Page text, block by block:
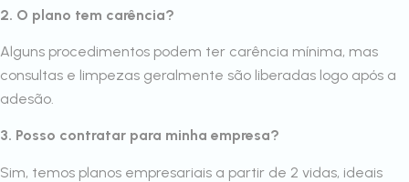
2. O plano tem carência?
Alguns procedimentos podem ter carência mínima, mas
consultas e limpezas geralmente são liberadas logo após a
adesão.
3. Posso contratar para minha empresa?
Sim, temos planos empresariais a partir de 2 vidas, ideais